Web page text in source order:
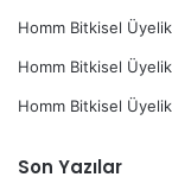
Homm Bitkisel
Homm Bitkisel
Homm Bitkisel
Son Yazılar